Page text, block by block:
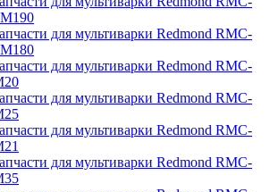
для мультиварки Redmond RMC-
для мультиварки Redmond RMC-
для мультиварки Redmond RMC-
для мультиварки Redmond RMC-
для мультиварки Redmond RMC-